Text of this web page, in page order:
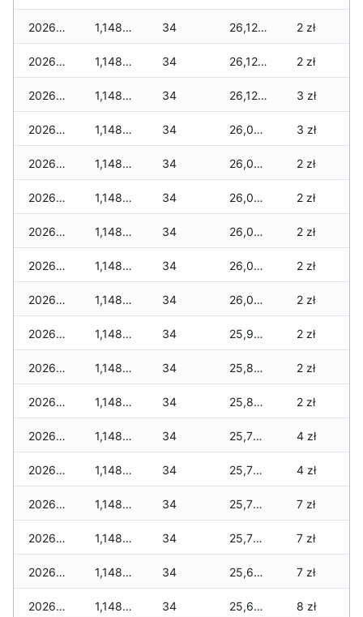
2026-02-12 1,148 zł 34 26,122 zł 2 zł
2026-02-11 1,148 zł 34 26,122 zł 2 zł
2026-02-10 1,148 zł 34 26,122 zł 3 zł
2026-02-09 1,148 zł 34 26,073 zł 3 zł
2026-02-08 1,148 zł 34 26,066 zł 2 zł
2026-02-07 1,148 zł 34 26,066 zł 2 zł
2026-02-06 1,148 zł 34 26,023 zł 2 zł
2026-02-05 1,148 zł 34 26,023 zł 2 zł
2026-02-04 1,148 zł 34 26,023 zł 2 zł
2026-02-03 1,148 zł 34 25,935 zł 2 zł
2026-02-02 1,148 zł 34 25,837 zł 2 zł
2026-02-01 1,148 zł 34 25,837 zł 2 zł
2026-01-31 1,148 zł 34 25,739 zł 4 zł
2026-01-30 1,148 zł 34 25,739 zł 4 zł
2026-01-29 1,148 zł 34 25,739 zł 7 zł
2026-01-28 1,148 zł 34 25,703 zł 7 zł
2026-01-27 1,148 zł 34 25,676 zł 7 zł
2026-01-26 1,148 zł 34 25,676 zł 8 zł